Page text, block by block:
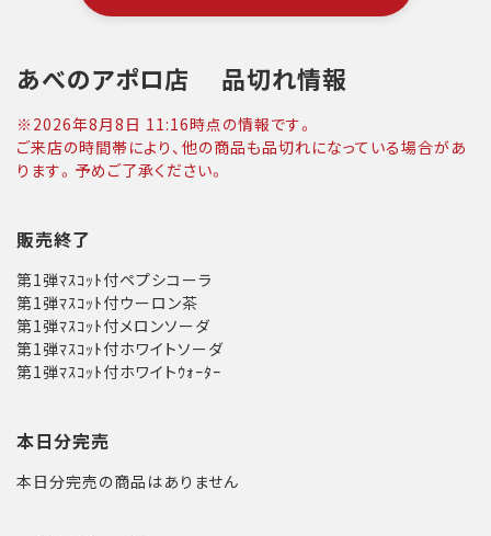
あべのアポロ店 品切れ情報
※ 2026年8月8日 11:16時点の情報です。
ご来店の時間帯により、他の商品も品切れになっている場合があ
ります。予めご了承ください。
販売終了
第1弾ﾏｽｺｯﾄ付ペプシコーラ
第1弾ﾏｽｺｯﾄ付ウーロン茶
第1弾ﾏｽｺｯﾄ付メロンソーダ
第1弾ﾏｽｺｯﾄ付ホワイトソーダ
第1弾ﾏｽｺｯﾄ付ホワイトｳｫｰﾀｰ
本日分完売
本日分完売の商品はありません